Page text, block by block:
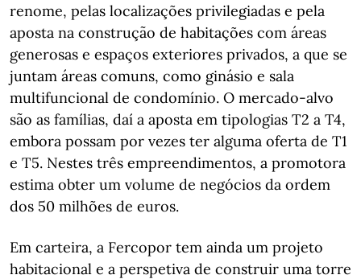
renome, pelas localizações privilegiadas e pela
aposta na construção de habitações com áreas
generosas e espaços exteriores privados, a que se
juntam áreas comuns, como ginásio e sala
multifuncional de condomínio. O mercado-alvo
são as famílias, daí a aposta em tipologias T2 a T4,
embora possam por vezes ter alguma oferta de T1
e T5. Nestes três empreendimentos, a promotora
estima obter um volume de negócios da ordem
dos 50 milhões de euros.
Em carteira, a Fercopor tem ainda um projeto
habitacional e a perspetiva de construir uma torre